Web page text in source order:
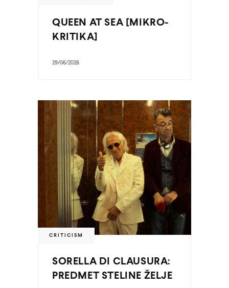
QUEEN AT SEA [MIKRO-
KRITIKA]
29/06/2026
CRITICISM
SORELLA DI CLAUSURA:
PREDMET STELINE ŽELJE